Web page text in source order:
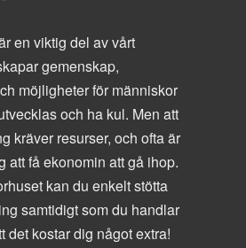
en viktig del av vårt
gemenskap,
möjligheter för människor
och ha kul. Men att
kräver resurser, och ofta är
att få ekonomin att gå ihop.
kan du enkelt stötta
samtidigt som du handlar
det kostar dig något extra!